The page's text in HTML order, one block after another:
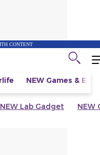
CONTENT
NEW Games &
NEW Lab Gadget NEW